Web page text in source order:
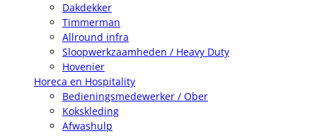
Dakdekker
Timmerman
Allround infra
Sloopwerkzaamheden / Heavy Duty
Hovenier
Horeca en Hospitality
Bedieningsmedewerker / Ober
Kokskleding
Afwashulp